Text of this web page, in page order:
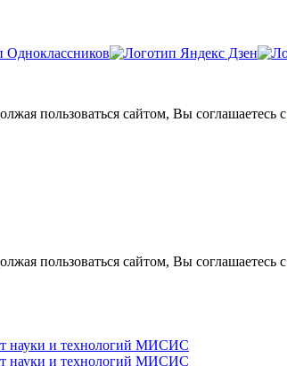
пользоваться сайтом, Вы соглашаетесь с
пользоваться сайтом, Вы соглашаетесь с
науки и технологий МИСИС
науки и технологий МИСИС